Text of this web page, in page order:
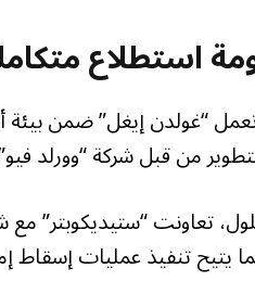
استطلاع
“غولدن إيغل” ضمن بيئة
من قبل شركة “وورلد
تعاونت “ستيديكوبتر”
يتيح تنفيذ عمليات